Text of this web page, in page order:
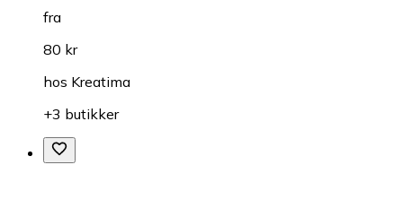
fra
80 kr
hos Kreatima
+3 butikker